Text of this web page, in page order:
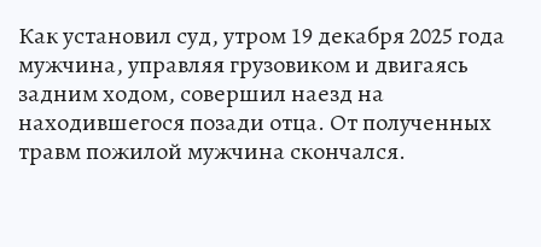
Как установил суд, утром 19 декабря 2025 года
мужчина, управляя грузовиком и двигаясь
задним ходом, совершил наезд на
находившегося позади отца. От полученных
травм пожилой мужчина скончался.